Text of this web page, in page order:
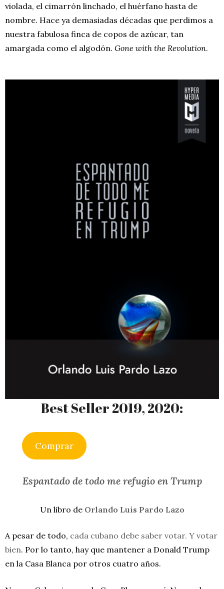
violada, el cimarrón linchado, el huérfano hasta de
nombre. Hace ya demasiadas décadas que perdimos a
nuestra fabulosa finca de copos de azúcar, tan
amargada como el algodón. Gone with the Revolution.
Best Seller 2019, 2020:
Comprar
Espantado de todo me refugio en Trump
Un libro de Orlando Luis Pardo Lazo
A pesar de todo, cada cubano debe saber votar. Y votar
bien. Por lo tanto, hay que mantener a Donald Trump
en la Casa Blanca por otros cuatro años.